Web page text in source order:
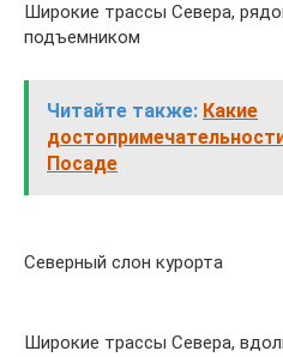
Широкие трассы Севера,
подъемником
Читайте также: Какие
Посаде
Северный слон курорта
Широкие трассы Севера,